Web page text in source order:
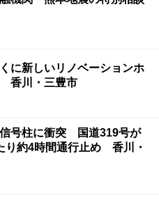
に新しいリノベーションホ
香川・三豊市
号柱に衝突 国道319号が
り約4時間通行止め 香川・